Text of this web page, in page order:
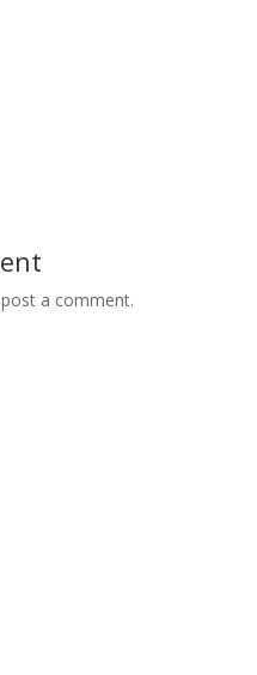
a comment.